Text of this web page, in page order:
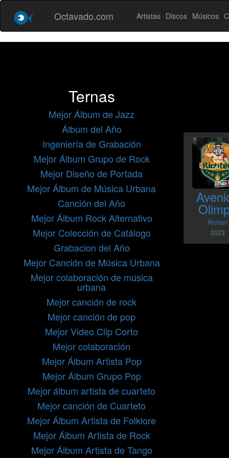
Octavado.com Artistas Discos Músicos
Ternas
Mejor Álbum de Jazz
Álbum del Año
Ingeniería de Grabación
Mejor Álbum Grupo de Rock
Mejor Diseño de Portada
Mejor Álbum de Música Urbana
Canción del Año
Mejor Álbum Rock Alternativo
Mejor Colección de Catálogo
Grabacion del Año
Mejor Canción de Música Urbana
Mejor colaboración de música
urbana
Mejor canción de rock
Mejor canción de pop
Mejor Video Clip Corto
Mejor colaboración
Mejor Álbum Artista Pop
Mejor Álbum Grupo Pop
Mejor álbum artista de cuarteto
Mejor canción de Cuarteto
Mejor Álbum Artista de Folklore
Mejor Álbum Artista de Rock
Mejor Álbum Artista de Tango
Richter
2023